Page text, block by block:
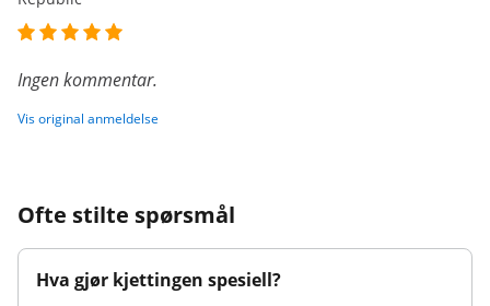
Ingen kommentar.
Vis original anmeldelse
Ofte stilte spørsmål
Hva gjør kjettingen spesiell?